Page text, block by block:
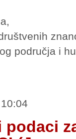
područja i